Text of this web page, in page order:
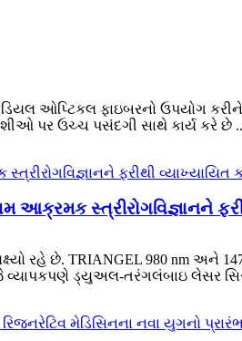
ઓપ્ટિકલ ફાઇબરનો ઉપયોગ
પર ઉચ્ચ પસંદગી સાથે કાર્ય કરે છે
સ્ત્રીરોગવિજ્ઞાનને
રહે છે. TRIANGEL 980 nm અને
જે વ્યાપકપણે ડ્યુઅલ-તરંગલંબાઇ લેસર